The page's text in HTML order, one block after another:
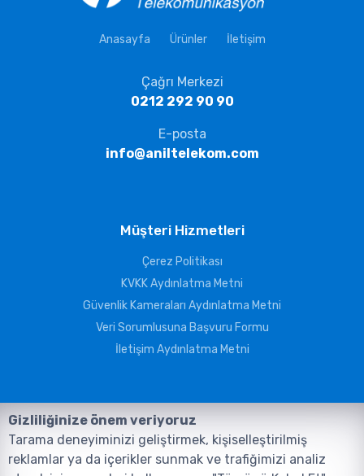
Anasayfa Ürünler İletişim
Çağrı Merkezi
0212 292 90 90
E-posta
info@aniltelekom.com
Müşteri Hizmetleri
Çerez Politikası
KVKK Aydınlatma Metni
Güvenlik Kameraları Aydınlatma Metni
Veri Sorumlusuna Başvuru Formu
İletişim Aydınlatma Metni
Gizliliğinize önem veriyoruz
Tarama deneyiminizi geliştirmek, kişiselleştirilmiş
reklamlar ya da içerikler sunmak ve trafiğimizi analiz